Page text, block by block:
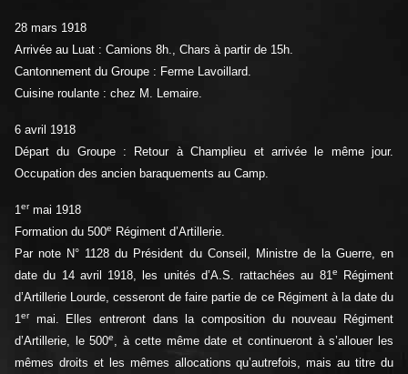
28 mars 1918
Arrivée au Luat : Camions 8h., Chars à partir de 15h.
Cantonnement du Groupe : Ferme Lavoillard.
Cuisine roulante : chez M. Lemaire.
6 avril 1918
Départ du Groupe : Retour à Champlieu et arrivée le même jour.
Occupation des ancien baraquements au Camp.
1ermai 1918
Formation du 500e
Régiment d’Artillerie.
Par note N° 1128 du Président du Conseil, Ministre de la Guerre, en
date du 14 avril 1918, les unités d’A.S. rattachées au 81e
Régiment
d’Artillerie Lourde, cesseront de faire partie de ce Régiment à la date du
1ermai. Elles entreront dans la composition du nouveau Régiment
d’Artillerie, le 500e, à cette même date et continueront à s’allouer les
mêmes droits et les mêmes allocations qu’autrefois, mais au titre du